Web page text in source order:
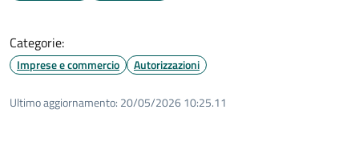
Categorie:
Imprese e commercio Autorizzazioni
Ultimo aggiornamento: 20/05/2026 10:25.11